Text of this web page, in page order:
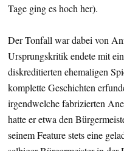
Tage ging es hoch her).
Der Tonfall war dabei von
Ursprungskritik endete mit
diskreditierten ehemaligen
komplette Geschichten
irgendwelche fabrizierten
hatte er etwa den
seinem Feature stets eine